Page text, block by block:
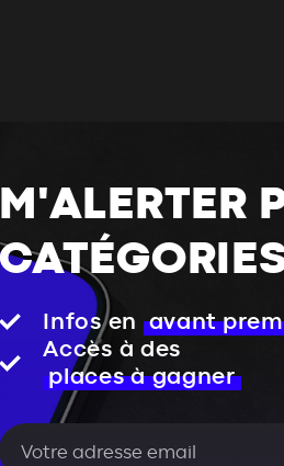
M'ALERTER
Infos en avant
Accès à des
places à gagner